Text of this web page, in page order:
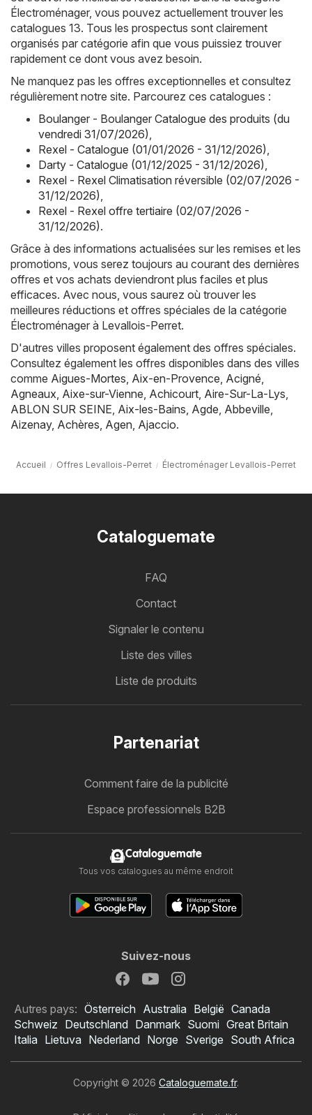
Électroménager, vous pouvez actuellement trouver les
catalogues 13. Tous les prospectus sont clairement
organisés par catégorie afin que vous puissiez trouver
rapidement ce dont vous avez besoin.
Ne manquez pas les offres exceptionnelles et consultez
régulièrement notre site. Parcourez ces catalogues :
Boulanger - Boulanger Catalogue des produits (du
vendredi 31/07/2026)
Rexel - Catalogue (01/01/2026 - 31/12/2026)
Darty - Catalogue (01/12/2025 - 31/12/2026)
Rexel - Rexel Climatisation réversible (02/07/2026 -
31/12/2026)
Rexel - Rexel offre tertiaire (02/07/2026 -
31/12/2026).
Grâce à des informations actualisées sur les remises et les
promotions, vous serez toujours au courant des dernières
offres et vos achats deviendront plus faciles et plus
efficaces. Avec nous, vous saurez où trouver les
meilleures réductions et offres spéciales de la catégorie
Électroménager à Levallois-Perret.
D'autres villes proposent également des offres spéciales.
Consultez également les offres disponibles dans des villes
comme Aigues-Mortes Aix-en-Provence Acigné
Agneaux Aixe-sur-Vienne Achicourt Aire-Sur-La-Lys
ABLON SUR SEINE Aix-les-Bains Agde Abbeville
Aizenay, Achères Agen Ajaccio.
Accueil Offres Levallois-Perret Électroménager Levallois-Perret
Cataloguemate
FAQ
Contact
Signaler le contenu
Liste des villes
Liste de produits
Partenariat
Comment faire de la publicité
Espace professionnels B2B
Cataloguemate
Tous vos catalogues au même endroit
Suivez-nous
Autres pays: Österreich Australia België Canada
Schweiz Deutschland Danmark Suomi Great Britain
Italia Lietuva Nederland Norge Sverige South Africa
Copyright © 2026 Cataloguemate.fr.